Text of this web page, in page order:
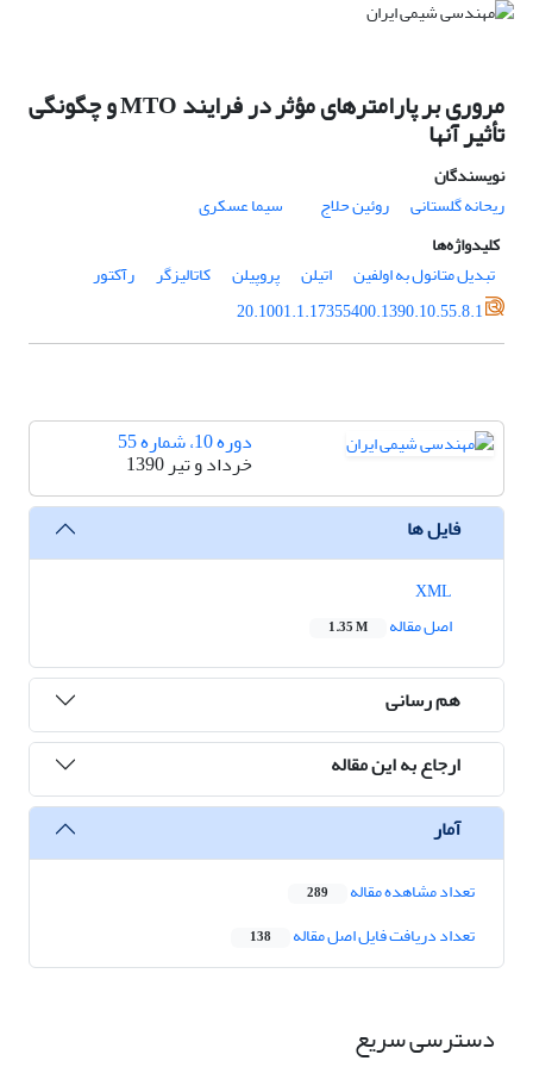
مروری بر پارامترهای مؤثر در فرایند MTO و چگونگی
تأثیر آنها
نویسندگان
ریحانه گلستانی
روئین حلاج
سیما عسکری
کلیدواژه‌ها
تبدیل متانول به اولفین
اتیلن پروپیلن کاتالیزگر
رآکتور
20.1001.1.17355400.1390.10.55.8.1
دوره 10، شماره 55
خرداد و تیر 1390
فایل ها
اصل مقاله
1.35 M
هم رسانی
ارجاع به این مقاله
آمار
تعداد مشاهده مقاله 289
تعداد دریافت فایل اصل مقاله 138
دسترسی سریع